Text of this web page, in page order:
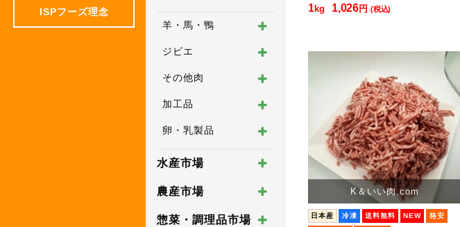
ISPフーズ理念
羊・馬・鴨
ジビエ
その他肉
加工品
卵・乳製品
水産市場
農産市場
惣菜・調理品市場
1kg 1,026円 (税込)
K＆いい肉.com
日本産 冷凍 送料無料 NEW 格安